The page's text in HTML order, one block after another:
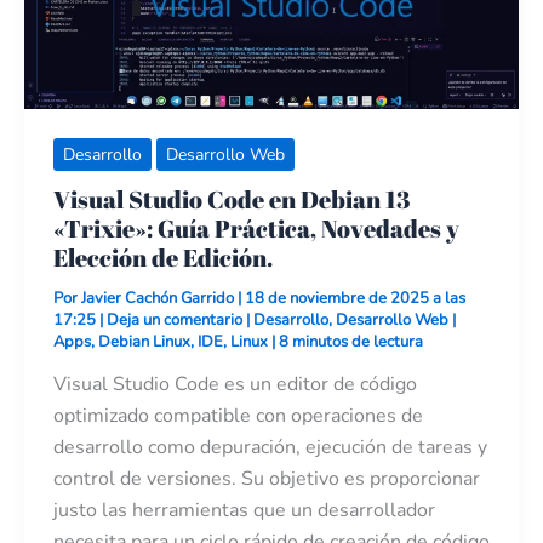
Desarrollo Desarrollo Web
Visual Studio Code en Debian 13
«Trixie»: Guía Práctica, Novedades y
Elección de Edición.
PorJavier Cachón Garrido| 18 de noviembre de 2025 a las
17:25 | Deja un comentario | Desarrollo, Desarrollo Web |
Apps, Debian Linux, IDE, Linux |8 minutos de lectura
Visual Studio Code es un editor de código
optimizado compatible con operaciones de
desarrollo como depuración, ejecución de tareas y
control de versiones. Su objetivo es proporcionar
justo las herramientas que un desarrollador
Novedades
y
Elección
Edición.